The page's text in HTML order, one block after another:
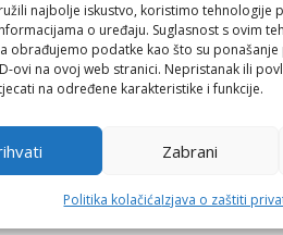
najbolje iskustvo, koristimo tehnologije
o uređaju. Suglasnost s ovim
obrađujemo podatke kao što su
ovi na ovoj web stranici. Nepristanak ili
na određene karakteristike i funkcije.
Zabrani
Politika kolačićaIzjava o zaštiti